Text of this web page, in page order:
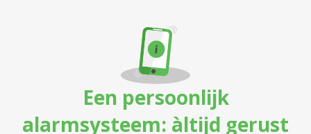
Een persoonlijk
alarmsysteem: àltijd gerust